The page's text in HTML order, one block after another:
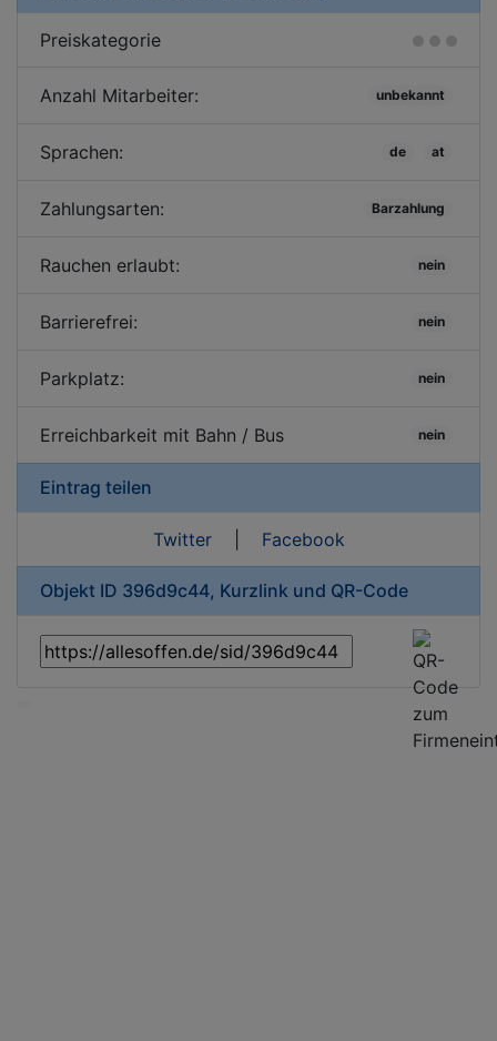
Preiskategorie
Anzahl Mitarbeiter: unbekannt
Sprachen: de at
Zahlungsarten: Barzahlung
Rauchen erlaubt: nein
Barrierefrei: nein
Parkplatz: nein
Erreichbarkeit mit Bahn / Bus nein
Eintrag teilen
Twitter| Facebook
Objekt ID 396d9c44, Kurzlink und QR-Code